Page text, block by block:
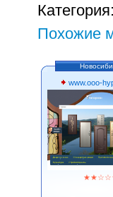
Похожие
www.ooo-
★★☆☆